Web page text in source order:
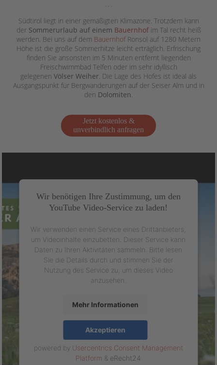
Südtirol liegt in einer gemäßigten Klimazone. Trotzdem kann
der Sommerurlaub auf einem Bauernhofim Tal recht heiß
werden. Bei uns auf dem BauernhofRonsol auf 1280 Metern
Höhe ist die große Sommerhitze leicht erträglich. Erfrischung
finden Sie ansonsten im 5 Minuten entfernt liegenden
Freischwimmbad Telfen oder im sehr idyllisch
gelegenen Völser Weiher . Die Lage des Hofes ist ideal als
Ausgangspunkt für Bergwanderungen auf der Seiser Alm und in
den Dolomiten
Jetzt kostenlos &
unverbindlich anfragen
Wir benötigen Ihre Zustimmung, um den
YouTube Video-Service zu laden!
Wir verwenden einen Service eines Drittanbieters,
um Videoinhalte einzubetten. Dieser Service kann
Daten zu Ihren Aktivitäten sammeln. Bitte lesen
Sie die Details durch und stimmen Sie der
Nutzung des Service zu, um dieses Video
anzusehen.
Mehr Informationen
Akzeptieren
powered by Usercentrics Consent Management
Platform & eRecht24